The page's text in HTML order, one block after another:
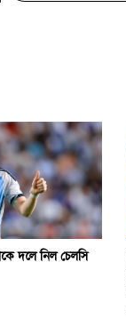
দলে নিল চেলসি